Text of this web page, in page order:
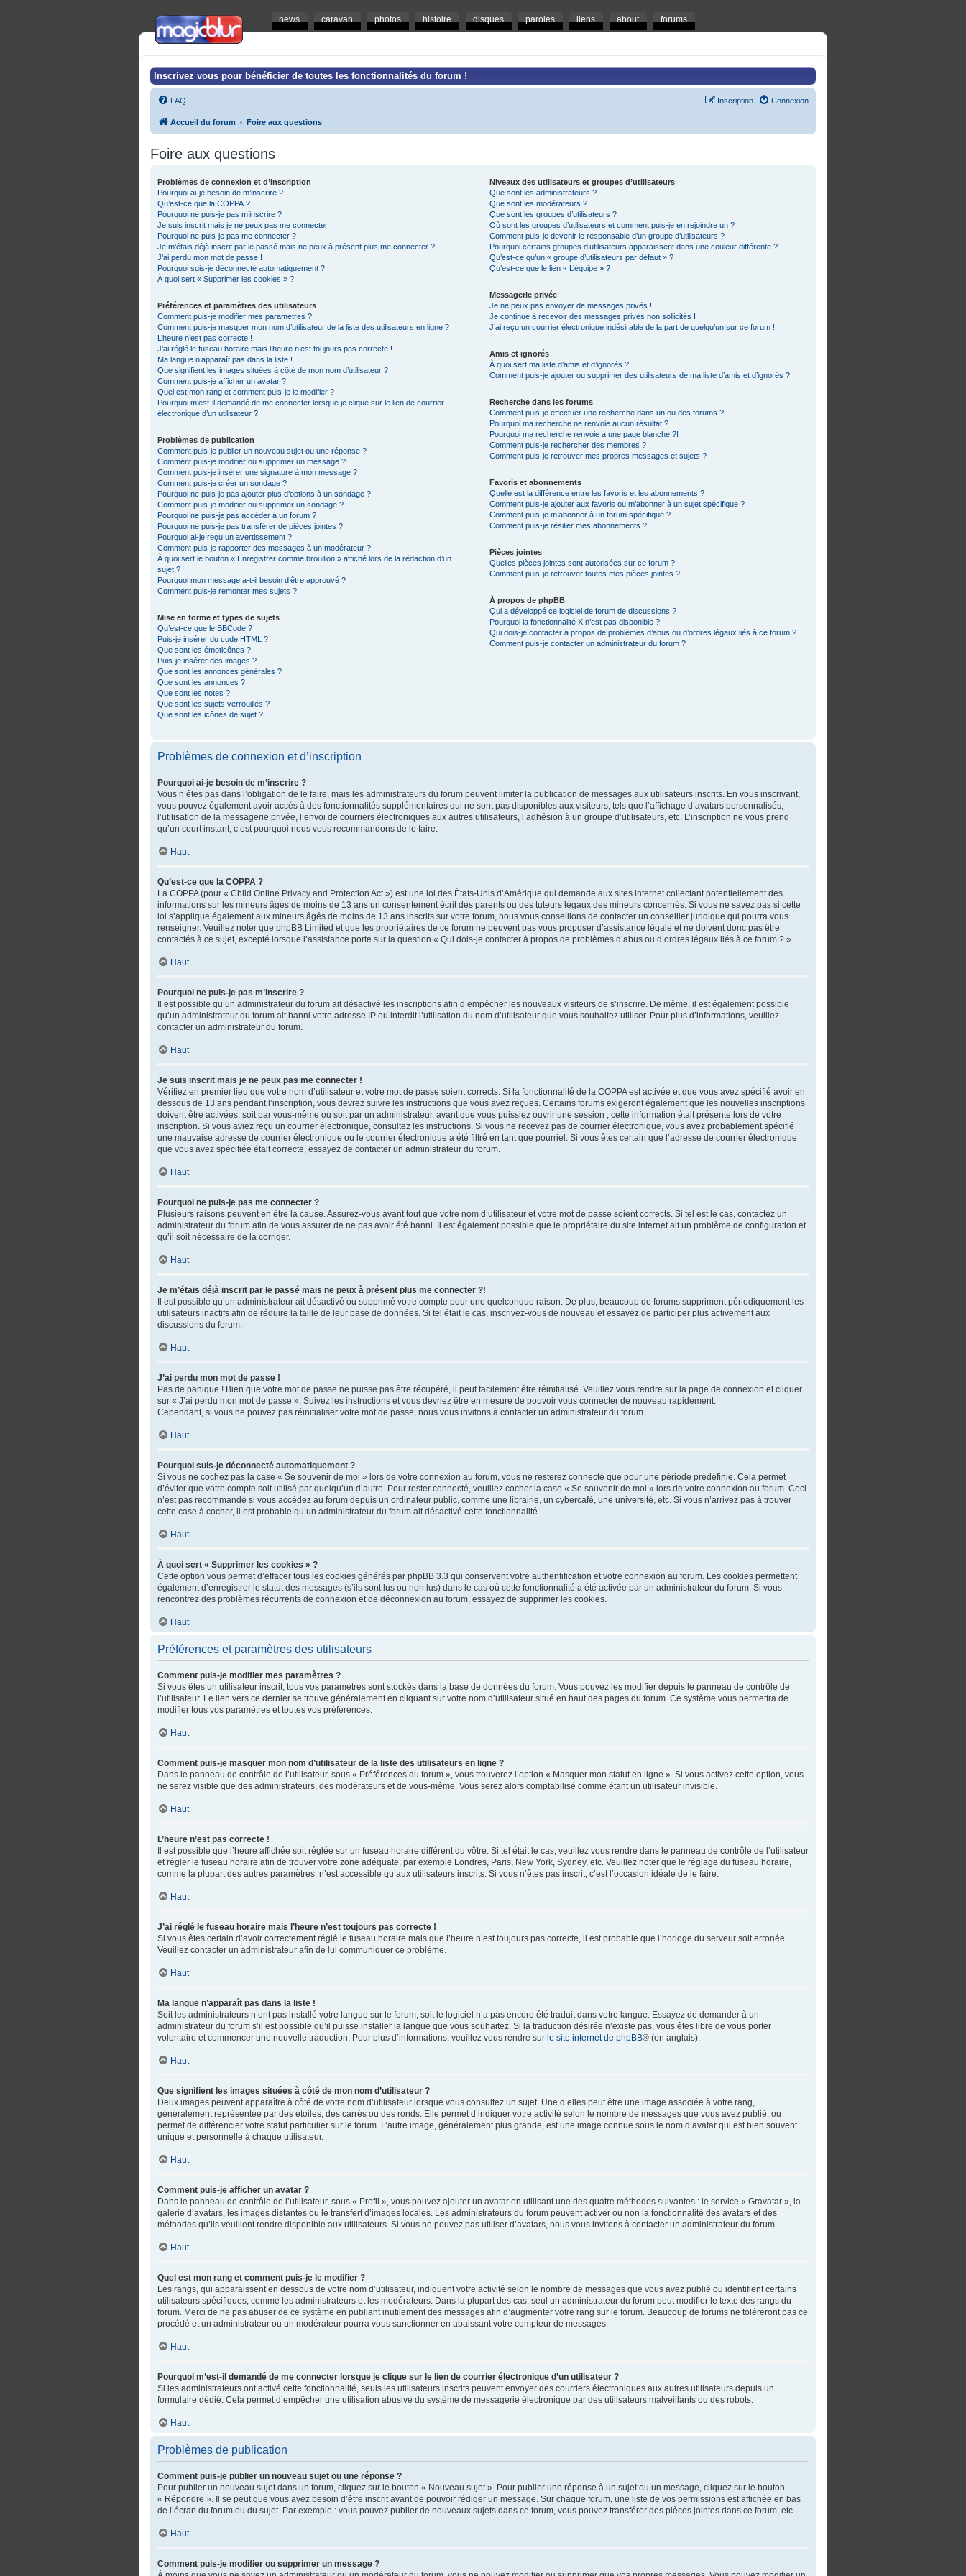
news caravan photos histoire disques paroles liens about forums
Inscrivez vous pour bénéficier de toutes les fonctionnalités du forum !
FAQ Connexion
Inscription
Accueil du forum Foire aux questions
Foire aux questions
Problèmes de connexion et d’inscription
Pourquoi ai-je besoin de m’inscrire ?
Qu’est-ce que la COPPA ?
Pourquoi ne puis-je pas m’inscrire ?
Je suis inscrit mais je ne peux pas me connecter !
Pourquoi ne puis-je pas me connecter ?
Je m’étais déjà inscrit par le passé mais ne peux à présent plus me connecter ?!
J’ai perdu mon mot de passe !
Pourquoi suis-je déconnecté automatiquement ?
À quoi sert « Supprimer les cookies » ?
Préférences et paramètres des utilisateurs
Comment puis-je modifier mes paramètres ?
Comment puis-je masquer mon nom d’utilisateur de la liste des utilisateurs en ligne ?
L’heure n’est pas correcte !
J’ai réglé le fuseau horaire mais l’heure n’est toujours pas correcte !
Ma langue n’apparaît pas dans la liste !
Que signifient les images situées à côté de mon nom d’utilisateur ?
Comment puis-je afficher un avatar ?
Quel est mon rang et comment puis-je le modifier ?
Pourquoi m’est-il demandé de me connecter lorsque je clique sur le lien de courrier
électronique d’un utilisateur ?
Problèmes de publication
Comment puis-je publier un nouveau sujet ou une réponse ?
Comment puis-je modifier ou supprimer un message ?
Comment puis-je insérer une signature à mon message ?
Comment puis-je créer un sondage ?
Pourquoi ne puis-je pas ajouter plus d’options à un sondage ?
Comment puis-je modifier ou supprimer un sondage ?
Pourquoi ne puis-je pas accéder à un forum ?
Pourquoi ne puis-je pas transférer de pièces jointes ?
Pourquoi ai-je reçu un avertissement ?
Comment puis-je rapporter des messages à un modérateur ?
À quoi sert le bouton « Enregistrer comme brouillon » affiché lors de la rédaction d’un
sujet ?
Pourquoi mon message a-t-il besoin d’être approuvé ?
Comment puis-je remonter mes sujets ?
Mise en forme et types de sujets
Qu’est-ce que le BBCode ?
Puis-je insérer du code HTML ?
Que sont les émoticônes ?
Puis-je insérer des images ?
Que sont les annonces générales ?
Que sont les annonces ?
Que sont les notes ?
Que sont les sujets verrouillés ?
Que sont les icônes de sujet ?
Niveaux des utilisateurs et groupes d’utilisateurs
Que sont les administrateurs ?
Que sont les modérateurs ?
Que sont les groupes d’utilisateurs ?
Où sont les groupes d’utilisateurs et comment puis-je en rejoindre un ?
Comment puis-je devenir le responsable d’un groupe d’utilisateurs ?
Pourquoi certains groupes d’utilisateurs apparaissent dans une couleur différente ?
Qu’est-ce qu’un « groupe d’utilisateurs par défaut » ?
Qu’est-ce que le lien « L’équipe » ?
Messagerie privée
Je ne peux pas envoyer de messages privés !
Je continue à recevoir des messages privés non sollicités !
J’ai reçu un courrier électronique indésirable de la part de quelqu’un sur ce forum !
Amis et ignorés
À quoi sert ma liste d’amis et d’ignorés ?
Comment puis-je ajouter ou supprimer des utilisateurs de ma liste d’amis et d’ignorés ?
Recherche dans les forums
Comment puis-je effectuer une recherche dans un ou des forums ?
Pourquoi ma recherche ne renvoie aucun résultat ?
Pourquoi ma recherche renvoie à une page blanche ?!
Comment puis-je rechercher des membres ?
Comment puis-je retrouver mes propres messages et sujets ?
Favoris et abonnements
Quelle est la différence entre les favoris et les abonnements ?
Comment puis-je ajouter aux favoris ou m’abonner à un sujet spécifique ?
Comment puis-je m’abonner à un forum spécifique ?
Comment puis-je résilier mes abonnements ?
Pièces jointes
Quelles pièces jointes sont autorisées sur ce forum ?
Comment puis-je retrouver toutes mes pièces jointes ?
À propos de phpBB
Qui a développé ce logiciel de forum de discussions ?
Pourquoi la fonctionnalité X n’est pas disponible ?
Qui dois-je contacter à propos de problèmes d’abus ou d’ordres légaux liés à ce forum ?
Comment puis-je contacter un administrateur du forum ?
Problèmes de connexion et d’inscription
Pourquoi ai-je besoin de m’inscrire ?
Vous n’êtes pas dans l’obligation de le faire, mais les administrateurs du forum peuvent limiter la publication de messages aux utilisateurs inscrits. En vous inscrivant,
vous pouvez également avoir accès à des fonctionnalités supplémentaires qui ne sont pas disponibles aux visiteurs, tels que l’affichage d’avatars personnalisés,
l’utilisation de la messagerie privée, l’envoi de courriers électroniques aux autres utilisateurs, l’adhésion à un groupe d’utilisateurs, etc. L’inscription ne vous prend
qu’un court instant, c’est pourquoi nous vous recommandons de le faire.
Haut
Qu’est-ce que la COPPA ?
La COPPA (pour « Child Online Privacy and Protection Act ») est une loi des États-Unis d’Amérique qui demande aux sites internet collectant potentiellement des
informations sur les mineurs âgés de moins de 13 ans un consentement écrit des parents ou des tuteurs légaux des mineurs concernés. Si vous ne savez pas si cette
loi s’applique également aux mineurs âgés de moins de 13 ans inscrits sur votre forum, nous vous conseillons de contacter un conseiller juridique qui pourra vous
renseigner. Veuillez noter que phpBB Limited et que les propriétaires de ce forum ne peuvent pas vous proposer d’assistance légale et ne doivent donc pas être
contactés à ce sujet, excepté lorsque l’assistance porte sur la question « Qui dois-je contacter à propos de problèmes d’abus ou d’ordres légaux liés à ce forum ? ».
Haut
Pourquoi ne puis-je pas m’inscrire ?
Il est possible qu’un administrateur du forum ait désactivé les inscriptions afin d’empêcher les nouveaux visiteurs de s’inscrire. De même, il est également possible
qu’un administrateur du forum ait banni votre adresse IP ou interdit l’utilisation du nom d’utilisateur que vous souhaitez utiliser. Pour plus d’informations, veuillez
contacter un administrateur du forum.
Haut
Je suis inscrit mais je ne peux pas me connecter !
Vérifiez en premier lieu que votre nom d’utilisateur et votre mot de passe soient corrects. Si la fonctionnalité de la COPPA est activée et que vous avez spécifié avoir en
dessous de 13 ans pendant l’inscription, vous devrez suivre les instructions que vous avez reçues. Certains forums exigeront également que les nouvelles inscriptions
doivent être activées, soit par vous-même ou soit par un administrateur, avant que vous puissiez ouvrir une session ; cette information était présente lors de votre
inscription. Si vous aviez reçu un courrier électronique, consultez les instructions. Si vous ne recevez pas de courrier électronique, vous avez probablement spécifié
une mauvaise adresse de courrier électronique ou le courrier électronique a été filtré en tant que pourriel. Si vous êtes certain que l’adresse de courrier électronique
que vous avez spécifiée était correcte, essayez de contacter un administrateur du forum.
Haut
Pourquoi ne puis-je pas me connecter ?
Plusieurs raisons peuvent en être la cause. Assurez-vous avant tout que votre nom d’utilisateur et votre mot de passe soient corrects. Si tel est le cas, contactez un
administrateur du forum afin de vous assurer de ne pas avoir été banni. Il est également possible que le propriétaire du site internet ait un problème de configuration et
qu’il soit nécessaire de la corriger.
Haut
Je m’étais déjà inscrit par le passé mais ne peux à présent plus me connecter ?!
Il est possible qu’un administrateur ait désactivé ou supprimé votre compte pour une quelconque raison. De plus, beaucoup de forums suppriment périodiquement les
utilisateurs inactifs afin de réduire la taille de leur base de données. Si tel était le cas, inscrivez-vous de nouveau et essayez de participer plus activement aux
discussions du forum.
Haut
J’ai perdu mon mot de passe !
Pas de panique ! Bien que votre mot de passe ne puisse pas être récupéré, il peut facilement être réinitialisé. Veuillez vous rendre sur la page de connexion et cliquer
sur « J’ai perdu mon mot de passe ». Suivez les instructions et vous devriez être en mesure de pouvoir vous connecter de nouveau rapidement.
Cependant, si vous ne pouvez pas réinitialiser votre mot de passe, nous vous invitons à contacter un administrateur du forum.
Haut
Pourquoi suis-je déconnecté automatiquement ?
Si vous ne cochez pas la case « Se souvenir de moi » lors de votre connexion au forum, vous ne resterez connecté que pour une période prédéfinie. Cela permet
d’éviter que votre compte soit utilisé par quelqu’un d’autre. Pour rester connecté, veuillez cocher la case « Se souvenir de moi » lors de votre connexion au forum. Ceci
n’est pas recommandé si vous accédez au forum depuis un ordinateur public, comme une librairie, un cybercafé, une université, etc. Si vous n’arrivez pas à trouver
cette case à cocher, il est probable qu’un administrateur du forum ait désactivé cette fonctionnalité.
Haut
À quoi sert « Supprimer les cookies » ?
Cette option vous permet d’effacer tous les cookies générés par phpBB 3.3 qui conservent votre authentification et votre connexion au forum. Les cookies permettent
également d’enregistrer le statut des messages (s’ils sont lus ou non lus) dans le cas où cette fonctionnalité a été activée par un administrateur du forum. Si vous
rencontrez des problèmes récurrents de connexion et de déconnexion au forum, essayez de supprimer les cookies.
Haut
Préférences et paramètres des utilisateurs
Comment puis-je modifier mes paramètres ?
Si vous êtes un utilisateur inscrit, tous vos paramètres sont stockés dans la base de données du forum. Vous pouvez les modifier depuis le panneau de contrôle de
l’utilisateur. Le lien vers ce dernier se trouve généralement en cliquant sur votre nom d’utilisateur situé en haut des pages du forum. Ce système vous permettra de
modifier tous vos paramètres et toutes vos préférences.
Haut
Comment puis-je masquer mon nom d’utilisateur de la liste des utilisateurs en ligne ?
Dans le panneau de contrôle de l’utilisateur, sous « Préférences du forum », vous trouverez l’option « Masquer mon statut en ligne ». Si vous activez cette option, vous
ne serez visible que des administrateurs, des modérateurs et de vous-même. Vous serez alors comptabilisé comme étant un utilisateur invisible.
Haut
L’heure n’est pas correcte !
Il est possible que l’heure affichée soit réglée sur un fuseau horaire différent du vôtre. Si tel était le cas, veuillez vous rendre dans le panneau de contrôle de l’utilisateur
et régler le fuseau horaire afin de trouver votre zone adéquate, par exemple Londres, Paris, New York, Sydney, etc. Veuillez noter que le réglage du fuseau horaire,
comme la plupart des autres paramètres, n’est accessible qu’aux utilisateurs inscrits. Si vous n’êtes pas inscrit, c’est l’occasion idéale de le faire.
Haut
J’ai réglé le fuseau horaire mais l’heure n’est toujours pas correcte !
Si vous êtes certain d’avoir correctement réglé le fuseau horaire mais que l’heure n’est toujours pas correcte, il est probable que l’horloge du serveur soit erronée.
Veuillez contacter un administrateur afin de lui communiquer ce problème.
Haut
Ma langue n’apparaît pas dans la liste !
Soit les administrateurs n’ont pas installé votre langue sur le forum, soit le logiciel n’a pas encore été traduit dans votre langue. Essayez de demander à un
administrateur du forum s’il est possible qu’il puisse installer la langue que vous souhaitez. Si la traduction désirée n’existe pas, vous êtes libre de vous porter
volontaire et commencer une nouvelle traduction. Pour plus d’informations, veuillez vous rendre sur le site internet de phpBB® (en anglais).
Haut
Que signifient les images situées à côté de mon nom d’utilisateur ?
Deux images peuvent apparaître à côté de votre nom d’utilisateur lorsque vous consultez un sujet. Une d’elles peut être une image associée à votre rang,
généralement représentée par des étoiles, des carrés ou des ronds. Elle permet d’indiquer votre activité selon le nombre de messages que vous avez publié, ou
permet de différencier votre statut particulier sur le forum. L’autre image, généralement plus grande, est une image connue sous le nom d’avatar qui est bien souvent
unique et personnelle à chaque utilisateur.
Haut
Comment puis-je afficher un avatar ?
Dans le panneau de contrôle de l’utilisateur, sous « Profil », vous pouvez ajouter un avatar en utilisant une des quatre méthodes suivantes : le service « Gravatar », la
galerie d’avatars, les images distantes ou le transfert d’images locales. Les administrateurs du forum peuvent activer ou non la fonctionnalité des avatars et des
méthodes qu’ils veuillent rendre disponible aux utilisateurs. Si vous ne pouvez pas utiliser d’avatars, nous vous invitons à contacter un administrateur du forum.
Haut
Quel est mon rang et comment puis-je le modifier ?
Les rangs, qui apparaissent en dessous de votre nom d’utilisateur, indiquent votre activité selon le nombre de messages que vous avez publié ou identifient certains
utilisateurs spécifiques, comme les administrateurs et les modérateurs. Dans la plupart des cas, seul un administrateur du forum peut modifier le texte des rangs du
forum. Merci de ne pas abuser de ce système en publiant inutilement des messages afin d’augmenter votre rang sur le forum. Beaucoup de forums ne toléreront pas ce
procédé et un administrateur ou un modérateur pourra vous sanctionner en abaissant votre compteur de messages.
Haut
Pourquoi m’est-il demandé de me connecter lorsque je clique sur le lien de courrier électronique d’un utilisateur ?
Si les administrateurs ont activé cette fonctionnalité, seuls les utilisateurs inscrits peuvent envoyer des courriers électroniques aux autres utilisateurs depuis un
formulaire dédié. Cela permet d’empêcher une utilisation abusive du système de messagerie électronique par des utilisateurs malveillants ou des robots.
Haut
Problèmes de publication
Comment puis-je publier un nouveau sujet ou une réponse ?
Pour publier un nouveau sujet dans un forum, cliquez sur le bouton « Nouveau sujet ». Pour publier une réponse à un sujet ou un message, cliquez sur le bouton
« Répondre ». Il se peut que vous ayez besoin d’être inscrit avant de pouvoir rédiger un message. Sur chaque forum, une liste de vos permissions est affichée en bas
de l’écran du forum ou du sujet. Par exemple : vous pouvez publier de nouveaux sujets dans ce forum, vous pouvez transférer des pièces jointes dans ce forum, etc.
Haut
Comment puis-je modifier ou supprimer un message ?